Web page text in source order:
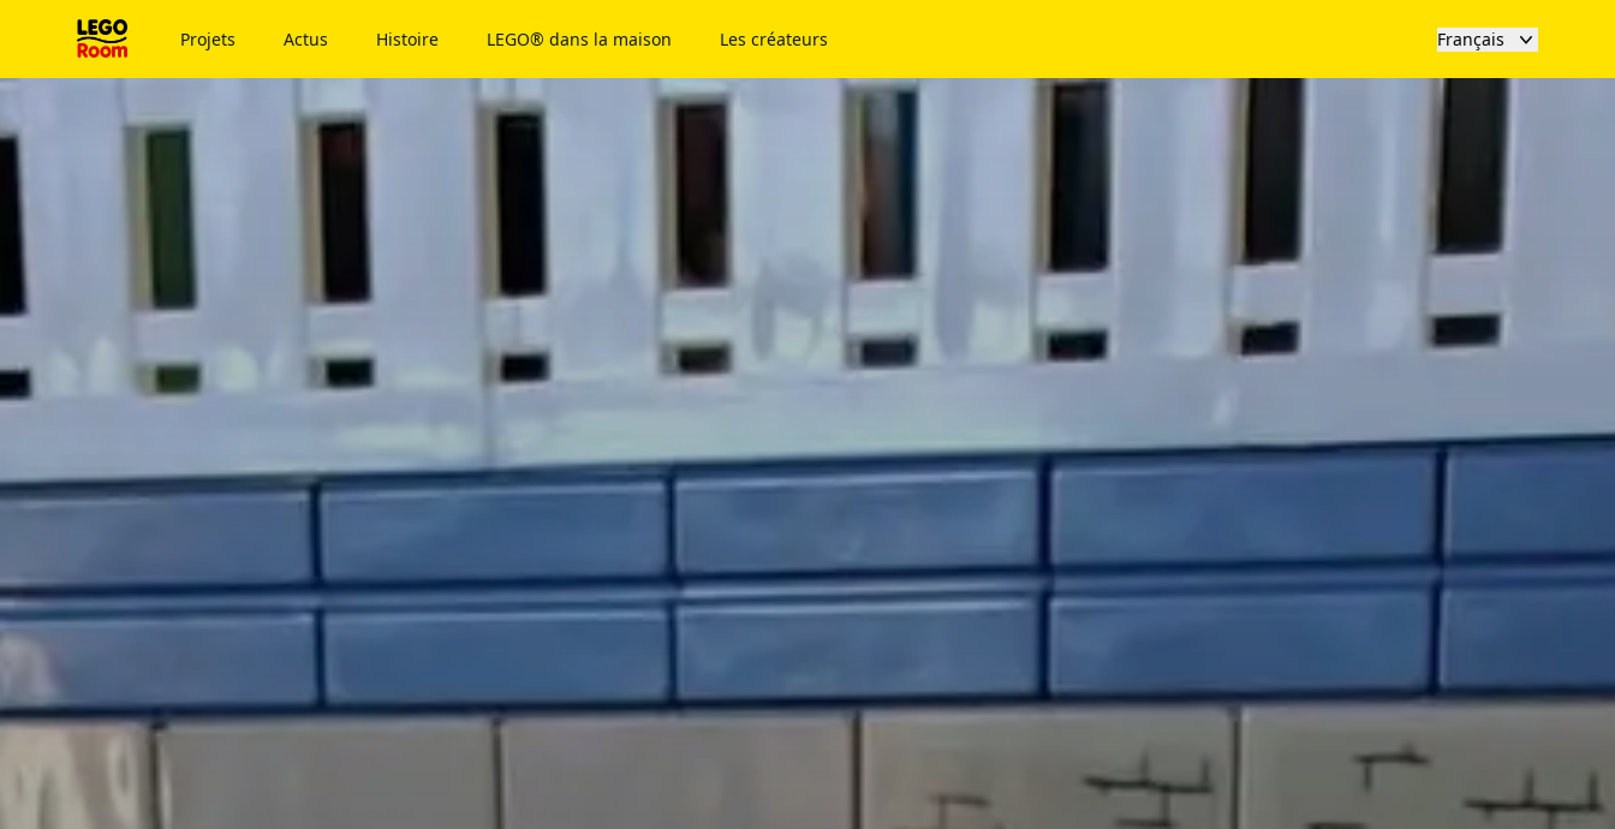
Vers le contenu principal
Projets Actus Histoire LEGO® dans la maison Les créateurs Français